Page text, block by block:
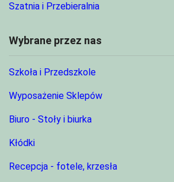
Szatnia i Przebieralnia
Wybrane przez nas
Szkoła i Przedszkole
Wyposażenie Sklepów
Biuro - Stoły i biurka
Kłódki
Recepcja - fotele, krzesła